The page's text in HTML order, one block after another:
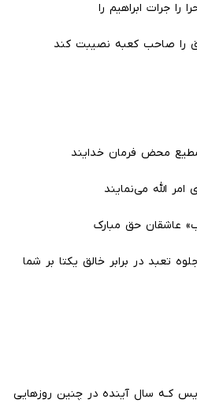
را جرات ابراهیم را
را صاحب کعبه نصیبت کند
محض فرمان خدایند
الله می‌نمایند
عاشقان حق مبارک
تعبد در برابر خالق یکتا بر شما
کـه سال آینده در چنین روز‌هایی